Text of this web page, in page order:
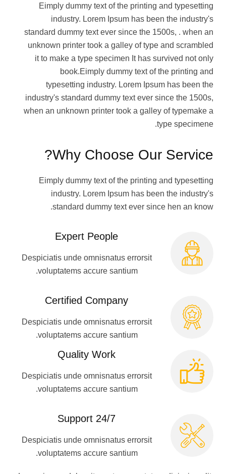
Eimply dummy text of the printing and typesetting
industry. Lorem Ipsum has been the industry's
standard dummy text ever since the 1500s, . when an
unknown printer took a galley of type and scrambled
it to make a type specimen It has survived not only
book.Eimply dummy text of the printing and
typesetting industry. Lorem Ipsum has been the
industry's standard dummy text ever since the 1500s,
when an unknown printer took a galley of typemake a
type specimene.
Why Choose Our Service?
Eimply dummy text of the printing and typesetting
industry. Lorem Ipsum has been the industry's
standard dummy text ever since hen an know.
Expert People
Despiciatis unde omnisnatus errorsit
voluptatems accure santium.
Certified Company
Despiciatis unde omnisnatus errorsit
voluptatems accure santium.
Quality Work
Despiciatis unde omnisnatus errorsit
voluptatems accure santium.
24/7 Support
Despiciatis unde omnisnatus errorsit
voluptatems accure santium.